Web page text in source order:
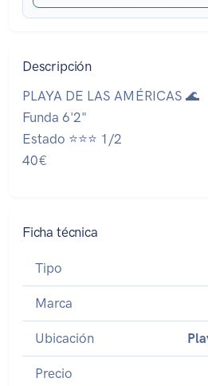
Descripción
PLAYA DE LAS AMÉRICAS 🌊
Funda 6'2"
Estado ⭐⭐⭐ 1/2
40€
Ficha técnica
Tipo
Marca
Ubicación
Precio